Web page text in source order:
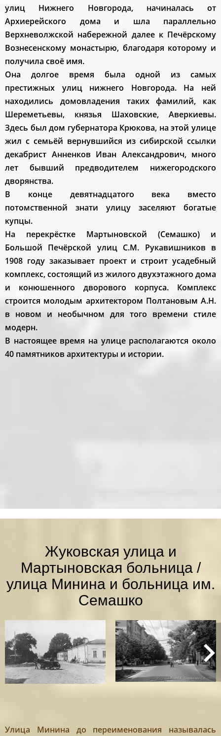
улиц Нижнего Новгорода, начиналась от
Архиерейского дома и шла параллельно
Верхневолжской набережной далее к Печёрскому
Вознесенскому монастырю, благодаря которому и
получила своё имя.
Она долгое время была одной из самых
престижных улиц нижнего Новгорода. На ней
находились домовладения таких фамилий, как
Шереметьевы, князья Шаховские, Аверкиевы.
Здесь был дом губернатора Крюкова, на этой улице
жил с семьёй вернувшийся из сибирской ссылки
декабрист Анненков Иван Александрович, много
лет бывший предводителем нижегородского
дворянства.
В конце девятнадцатого века вместо
потомственной знати улицу заселяют богатые
купцы.
На перекрёстке Мартыновской (Семашко) и
Большой Печёрской улиц С.М. Рукавишников в
1908 году заказывает проект и строит усадебный
комплекс, состоящий из жилого двухэтажного дома
и конюшенного дворового корпуса. Комплекс
строится молодым архитектором Полтановым А.Н.
в новом и необычном для того времени стиле
модерн.
В настоящее время на улице располагаются около
40 памятников архитектуры и истории.
Жуковская улица и
Мартыновская больница /
улица Минина и больница им.
Семашко
Улица Минина до переименования называлась